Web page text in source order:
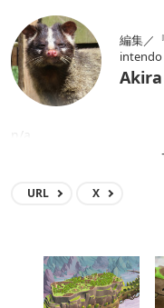
編集／
intendo
n/a
URL X